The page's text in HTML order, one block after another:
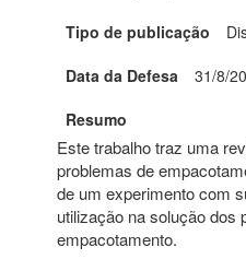
Tipo de publicação
Data da Defesa
31/8/
Resumo
Este trabalho traz uma
problemas de
de um experimento com
utilização na solução dos
empacotamento.